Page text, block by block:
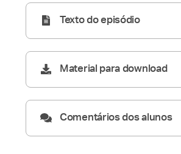
Texto do episódio
Material para download
Comentários dos alunos